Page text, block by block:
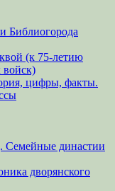
Библиогорода
(к 75-летию
войск)
цифры, факты.
Семейные династии
дворянского